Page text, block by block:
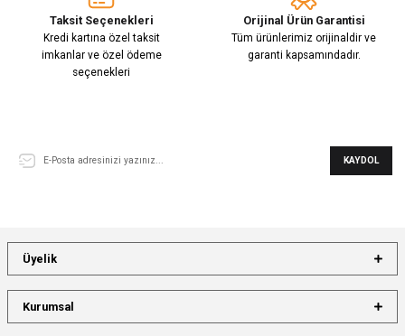
Taksit Seçenekleri
Kredi kartına özel taksit
imkanlar ve özel ödeme
seçenekleri
Orijinal Ürün Garantisi
Tüm ürünlerimiz orijinaldir ve
garanti kapsamındadır.
KAYDOL
Üyelik
Kurumsal